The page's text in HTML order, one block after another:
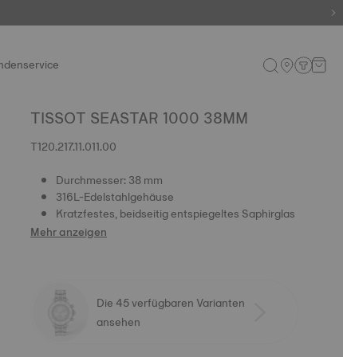
TISSOT SEASTAR 1000 38MM
T120.217.11.011.00
Durchmesser: 38 mm
316L-Edelstahlgehäuse
Kratzfestes, beidseitig entspiegeltes Saphirglas
Mehr anzeigen
Die 45 verfügbaren Varianten
ansehen